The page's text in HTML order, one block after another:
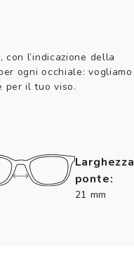
l’indicazione della
ogni occhiale: vogliamo
per il tuo viso.
Larghezza
ponte:
21 mm